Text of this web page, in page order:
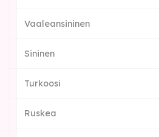
Vaaleansininen
Sininen
Turkoosi
Ruskea